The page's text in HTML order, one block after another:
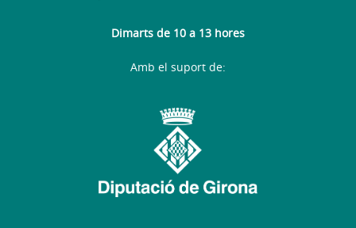
Dimarts de 10 a 13 hores
Amb el suport de: